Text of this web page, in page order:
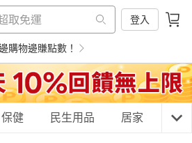
取免運
區
讀器
登入
購物邊賺點數！
區
讀器
腦
機
保健 民生用品 居家 3C